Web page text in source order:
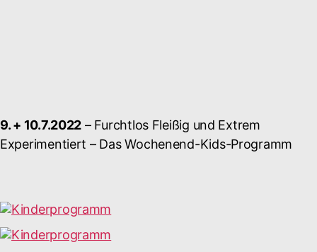
9. + 10.7.2022 – Furchtlos Fleißig und Extrem
Experimentiert – Das Wochenend-Kids-Programm